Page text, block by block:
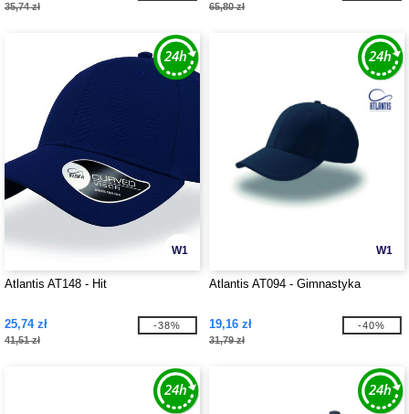
35,74 zł 65,80 zł
W1
Atlantis AT148 - Hit
25,74 zł
41,51 zł
-38%
W1
Atlantis AT094 - Gimnastyka
19,16 zł
31,79 zł
-40%